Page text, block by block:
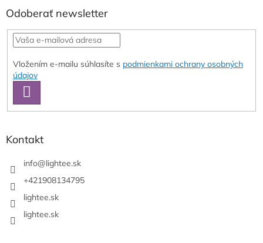
Odoberať newsletter
Vložením e-mailu súhlasíte s podmienkami ochrany osobných
údajov
SA
Kontakt
info@lightee.sk
+421908134795
lightee.sk
lightee.sk